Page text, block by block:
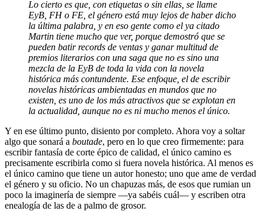
Lo cierto es que, con etiquetas o sin ellas, se llame
EyB, FH o FE, el género está muy lejos de haber dicho
la última palabra, y en eso gente como el ya citado
Martin tiene mucho que ver, porque demostró que se
pueden batir records de ventas y ganar multitud de
premios literarios con una saga que no es sino una
mezcla de la EyB de toda la vida con la novela
histórica más contundente. Ese enfoque, el de escribir
novelas históricas ambientadas en mundos que no
existen, es uno de los más atractivos que se explotan en
la actualidad, aunque no es ni mucho menos el único.
Y en ese último punto, disiento por completo. Ahora voy a soltar
algo que sonará a boutade, pero en lo que creo firmemente: para
escribir fantasía de corte épico de calidad, el único camino es
precisamente escribirla como si fuera novela histórica. Al menos es
el único camino que tiene un autor honesto; uno que ame de verdad
el género y su oficio. No un chapuzas más, de esos que rumian un
poco la imaginería de siempre —ya sabéis cuál— y escriben otra
enealogía de las de a palmo de grosor.